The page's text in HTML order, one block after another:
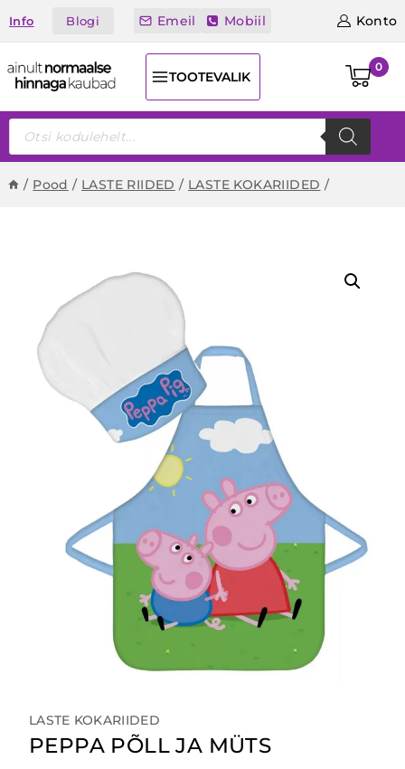
toInfo Blogi Emeil Mobiil Konto
TOOTEVALIK
0
Products
search
/ Pood / LASTE RIIDED / LASTE KOKARIIDED /
LASTE KOKARIIDED
PEPPA PÕLL JA MÜTS